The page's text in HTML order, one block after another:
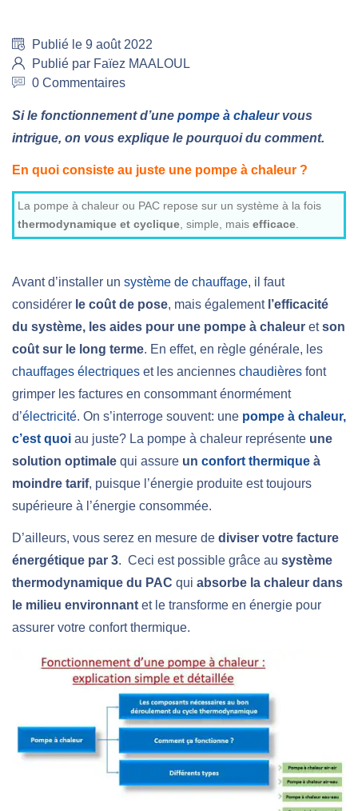
Publié le 9 août 2022
Publié par Faïez MAALOUL
0 Commentaires
Si le fonctionnement d’une pompe à chaleurvous
intrigue, on vous explique le pourquoi du comment.
En quoi consiste au juste une pompe à chaleur ?
La pompe à chaleur ou PAC repose sur un système à la fois
thermodynamique et cyclique , simple, mais efficace
Avant d’installer un système de chauffage, il faut
considérer le coût de pose, mais également l’efficacité
du système, les aides pour une pompe à chaleur etson
coût sur le long terme. En effet, en règle générale, les
chauffages électriques et les anciennes chaudières font
grimper les factures en consommant énormément
d’électricité. On s’interroge souvent: une pompe à chaleur,
c’est quoi au juste? La pompe à chaleur représente une
solution optimale qui assure un confort thermique à
moindre tarif, puisque l’énergie produite est toujours
supérieure à l’énergie consommée.
D’ailleurs, vous serez en mesure de diviser votre facture
énergétique par 3. Ceci est possible grâce au système
thermodynamique du PAC qui absorbe la chaleur dans
le milieu environnant et le transforme en énergie pour
assurer votre confort thermique.